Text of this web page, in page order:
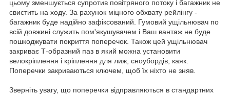
цьому зменшується супротив повітряного потоку і багажник не
свистить на ходу. За рахунок міцного обхвату рейлінгу -
багажник буде надійно зафіксований. Гумовий ущільнювач по
всій довжині служить пом'якушувачем і Ваш вантаж не буде
пошкоджувати покриття поперечок. Також цей ущільнювач
закриває Т-образний паз в який можна установити
велокріплення і кріплення для лиж, сноубордів, каяк.
Поперечки закриваються ключем, щоб їх ніхто не зняв.
Зверніть увагу, що поперечки відправляються в стандартних